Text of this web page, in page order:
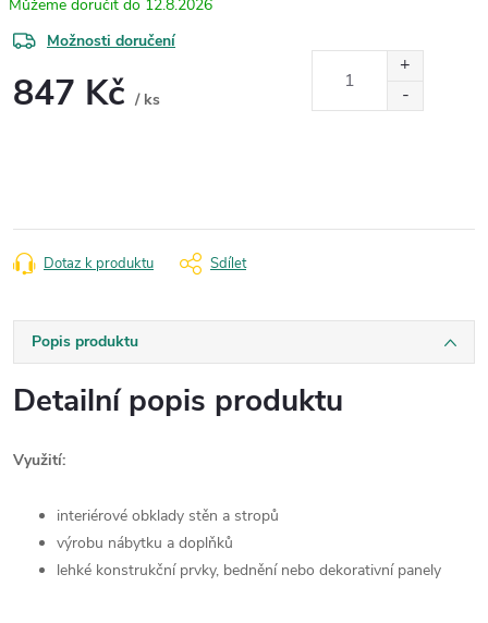
12.8.2026
Možnosti doručení
847 Kč / ks
Dotaz k produktu Sdílet
Popis produktu
Detailní popis produktu
Využití:
interiérové obklady stěn a stropů
výrobu nábytku a doplňků
lehké konstrukční prvky, bednění nebo dekorativní panely